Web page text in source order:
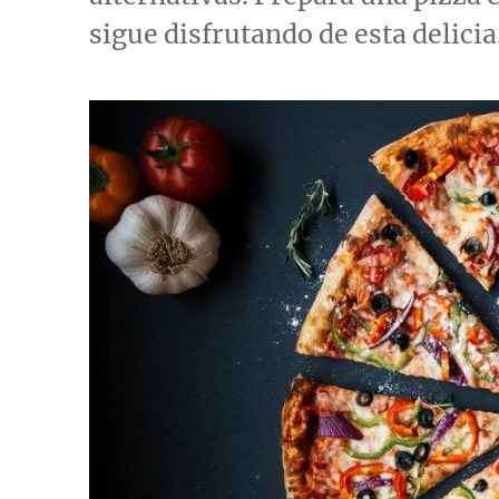
sigue disfrutando de esta